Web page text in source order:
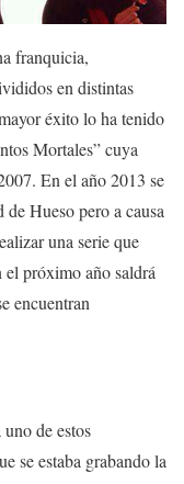
franquicia,
en distintas
éxito lo ha tenido
Mortales”cuya
En el año 2013 se
de Huesopero a causa
una serie que
el próximo año saldrá
encuentran
de estos
se estaba grabando la